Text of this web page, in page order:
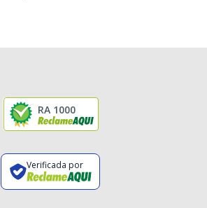
RA 1000
Verificada por